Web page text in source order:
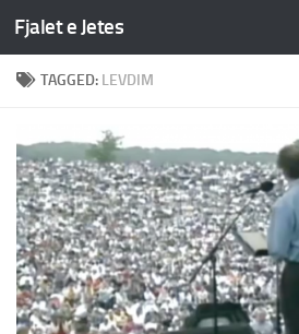
Skip to content
Fjalet e Jetes
TAGGED: LEVDIM